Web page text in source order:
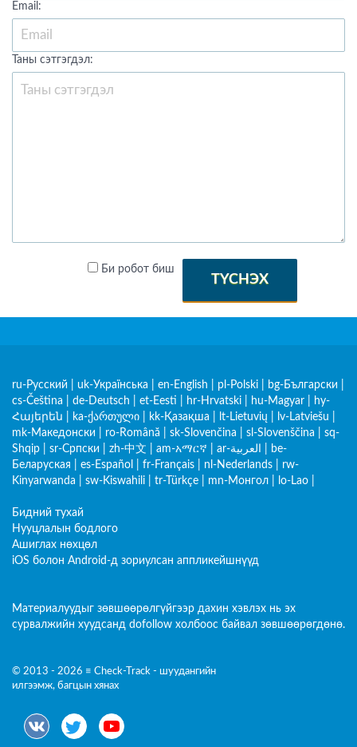
Email:
Таны сэтгэгдэл:
Би робот биш
ТҮСНЭХ
ru-Русский uk-Українська en-English pl-Polski bg-Български
cs-Čeština
de-Deutsch et-Eesti hr-Hrvatski hu-Magyar
hy-
Հայերեն
ka-ქართული kk-Қазақша lt-Lietuvių lv-Latviešu
mk-Македонски
ro-Română sk-Slovenčina sl-Slovenščina
sq-
Shqip
sr-Српски zh-中文 am-አማርኛ ar-العربية
be-
Беларуская
es-Español fr-Français nl-Nederlands
rw-
Kinyarwanda
sw-Kiswahili tr-Türkçe mn-Монгол lo-Lao
Бидний тухай
Нууцлалын бодлого
Ашиглах нөхцөл
iOS болон Android-д зориулсан аппликейшнүүд
Материалуудыг зөвшөөрөлгүйгээр дахин хэвлэх нь эх
сурвалжийн хуудсанд dofollow холбоос байвал зөвшөөрөгдөнө.
© 2013 - 2026 ≡ Check-Track - шуудангийн
илгээмж, багцын хянах